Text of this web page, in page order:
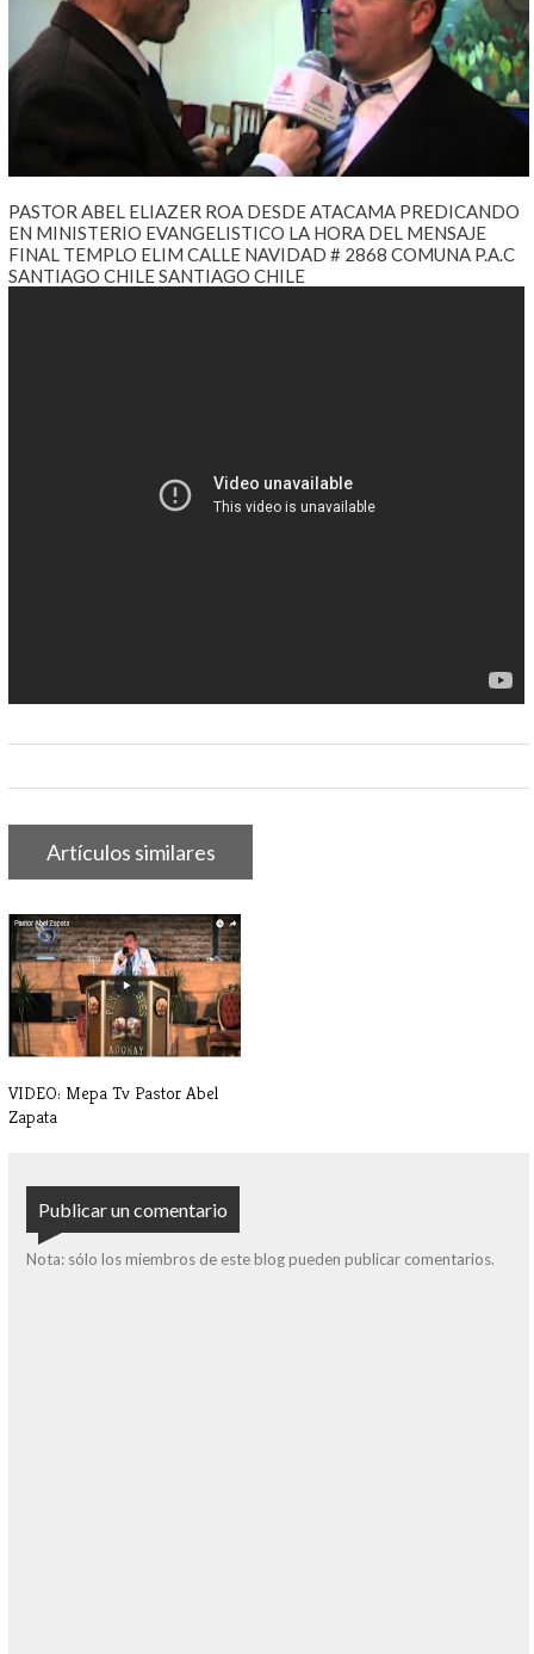
PASTOR ABEL ELIAZER ROA DESDE ATACAMA PREDICANDO
EN MINISTERIO EVANGELISTICO LA HORA DEL MENSAJE
FINAL TEMPLO ELIM CALLE NAVIDAD # 2868 COMUNA P.A.C
SANTIAGO CHILE SANTIAGO CHILE
Artículos similares
VIDEO: Mepa Tv Pastor Abel
Zapata
Publicar un comentario
Nota: sólo los miembros de este blog pueden publicar comentarios.